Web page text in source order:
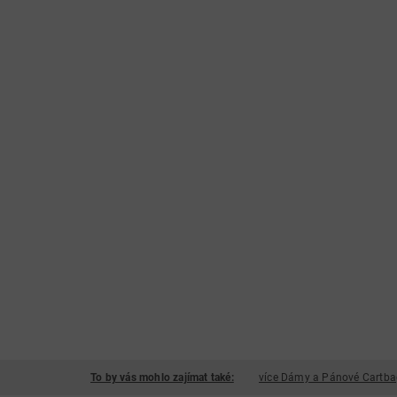
To by vás mohlo zajímat také: více Dámy a Pánové